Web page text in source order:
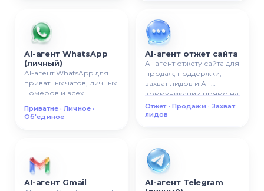
AI-агент WhatsApp
(личный)
AI-агент WhatsApp для
приватных чатов, личных
номеров и всех
системе.
Приватне · Личное ·
Об'единое
AI-агент отжет сайта
AI-агент отжету сайта для
продаж, поддержки,
захват лидов и AI-
коммуникации прямо на
вашему сайте.
Отжет · Продажи · Захват
лидов
AI-агент Gmail
AI-агент Telegram